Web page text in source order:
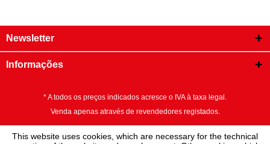
Newsletter
Informações
* A todos os preços indicados acresce o IVA à taxa legal.
Venda apenas através de revendedores registados.
This website uses cookies, which are necessary for the technical